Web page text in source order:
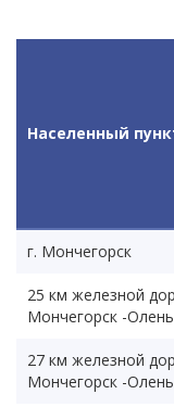
Населенный
г. Мончегорск
25 км железной
Мончегорск -
27 км железной
Мончегорск -